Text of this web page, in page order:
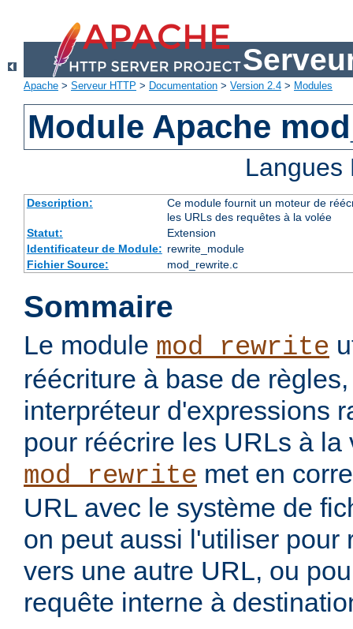
Apache > Serveur HTTP > Documentation > Version 2.4 > Modules
Module Apache
Description:
Ce module fournit un moteur de
les URLs des requêtes à la volée
Statut:
Extension
Identificateur de Module: rewrite_module
Fichier Source:
mod_rewrite.c
Sommaire
Le module mod_rewrite
réécriture à base de
interpréteur d'expressions
pour réécrire les URLs à la
mod_rewrite met en
URL avec le système de
on peut aussi l'utiliser pour
vers une autre URL, ou
requête interne à